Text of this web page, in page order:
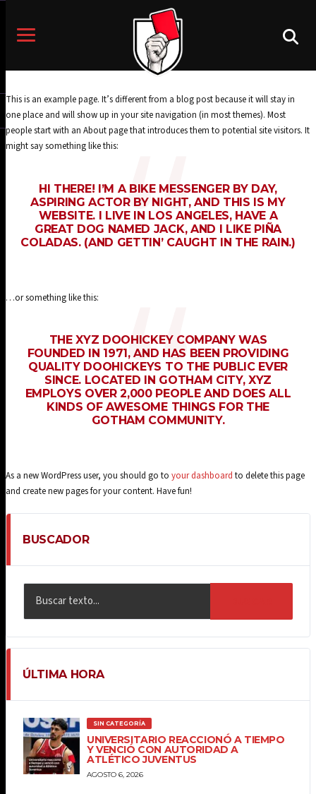
This is an example page. It’s different from a blog post because it will stay in
one place and will show up in your site navigation (in most themes). Most
people start with an About page that introduces them to potential site visitors. It
might say something like this:
HI THERE! I’M A BIKE MESSENGER BY DAY,
ASPIRING ACTOR BY NIGHT, AND THIS IS MY
WEBSITE. I LIVE IN LOS ANGELES, HAVE A
GREAT DOG NAMED JACK, AND I LIKE PIÑA
COLADAS. (AND GETTIN’ CAUGHT IN THE RAIN.)
…or something like this:
THE XYZ DOOHICKEY COMPANY WAS
FOUNDED IN 1971, AND HAS BEEN PROVIDING
QUALITY DOOHICKEYS TO THE PUBLIC EVER
SINCE. LOCATED IN GOTHAM CITY, XYZ
EMPLOYS OVER 2,000 PEOPLE AND DOES ALL
KINDS OF AWESOME THINGS FOR THE
GOTHAM COMMUNITY.
As a new WordPress user, you should go to your dashboard to delete this page
and create new pages for your content. Have fun!
BUSCADOR
ÚLTIMA HORA
SIN CATEGORÍA
UNIVERSITARIO REACCIONÓ A TIEMPO
Y VENCIÓ CON AUTORIDAD A
ATLÉTICO JUVENTUS
AGOSTO 6, 2026